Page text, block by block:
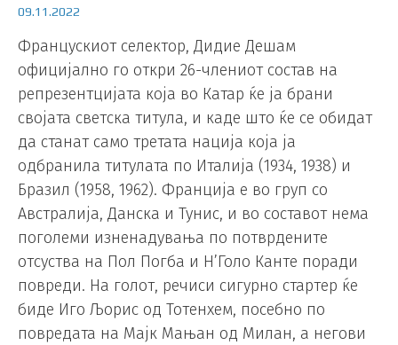
09.11.2022
Францускиот селектор, Дидие Дешам
официјално го откри 26-члениот состав на
репрезентцијата која во Катар ќе ја брани
својата светска титула, и каде што ќе се обидат
да станат само третата нација која ја
одбранила титулата по Италија (1934, 1938) и
Бразил (1958, 1962). Франција е во груп со
Австралија, Данска и Тунис, и во составот нема
поголеми изненадувања по потврдените
отсуства на Пол Погба и Н’Голо Канте поради
повреди. На голот, речиси сигурно стартер ќе
биде Иго Љорис од Тотенхем, посебно по
повредата на Мајк Мањан од Милан, а негови